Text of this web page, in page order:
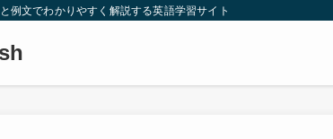
例文でわかりやすく解説する英語学習サイト